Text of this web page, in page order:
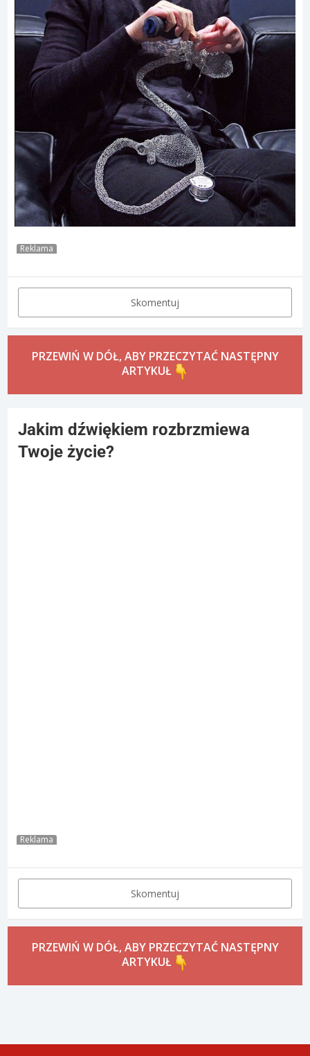
Reklama
Skomentuj
PRZEWIŃ W DÓŁ, ABY PRZECZYTAĆ NASTĘPNY
ARTYKUŁ
Jakim dźwiękiem rozbrzmiewa
Twoje życie?
Reklama
Skomentuj
PRZEWIŃ W DÓŁ, ABY PRZECZYTAĆ NASTĘPNY
ARTYKUŁ